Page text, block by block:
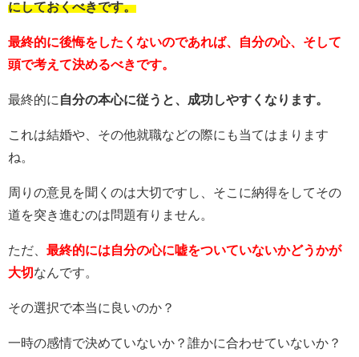
にしておくべきです。
最終的に後悔をしたくないのであれば、自分の心、そして
頭で考えて決めるべきです。
最終的に 自分の本心に従うと、成功しやすくなります。
これは結婚や、その他就職などの際にも当てはまります
ね。
周りの意見を聞くのは大切ですし、そこに納得をしてその
道を突き進むのは問題有りません。
ただ、 最終的には自分の心に嘘をついていないかどうかが
大切なんです。
その選択で本当に良いのか？
一時の感情で決めていないか？誰かに合わせていないか？